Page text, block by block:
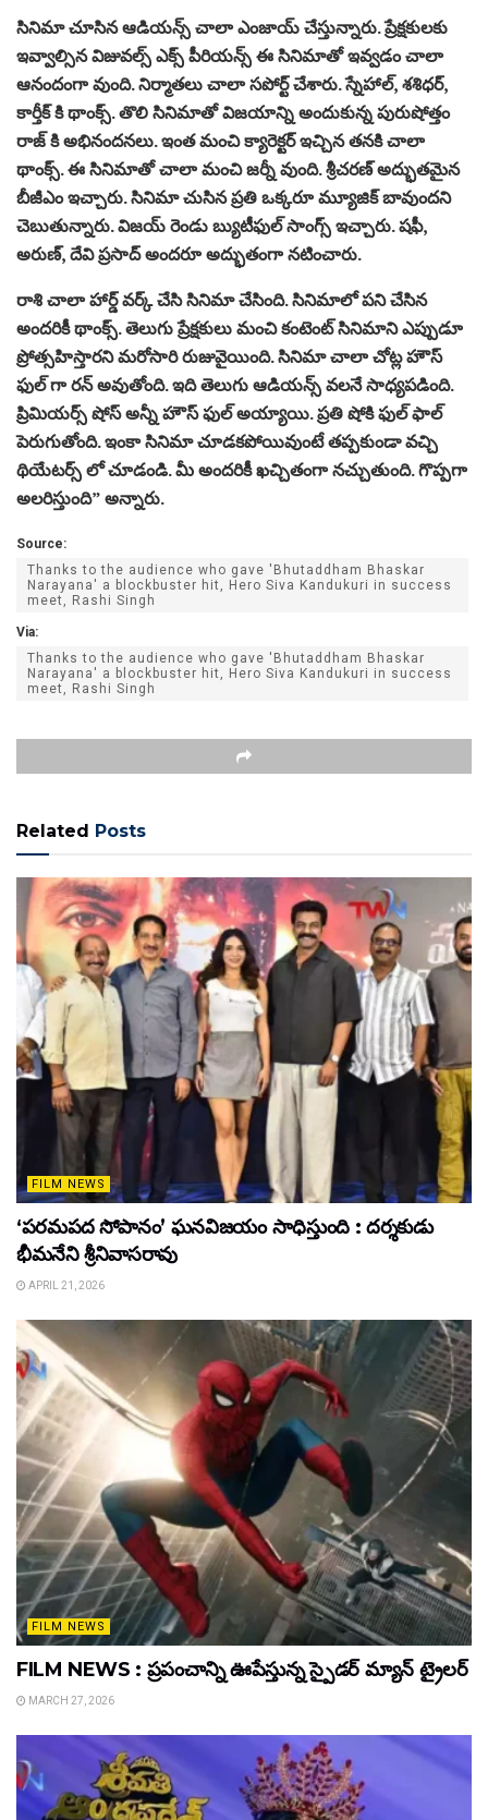
సినిమా చూసిన ఆడియన్స్ చాలా ఎంజాయ్ చేస్తున్నారు. ప్రేక్షకులకు
ఇవ్వాల్సిన విజువల్స్ ఎక్స్ పీరియన్స్ ఈ సినిమాతో ఇవ్వడం చాలా
ఆనందంగా వుంది. నిర్మాతలు చాలా సపోర్ట్ చేశారు. స్నేహాల్, శశిధర్,
కార్తీక్ కి థాంక్స్. తొలి సినిమాతో విజయాన్ని అందుకున్న పురుషోత్తం
రాజ్ కి అభినందనలు. ఇంత మంచి క్యారెక్టర్ ఇచ్చిన తనకి చాలా
థాంక్స్. ఈ సినిమాతో చాలా మంచి జర్నీ వుంది. శ్రీచరణ్ అద్భుతమైన
బీజీఎం ఇచ్చారు. సినిమా చుసిన ప్రతి ఒక్కరూ మ్యూజిక్ బావుందని
చెబుతున్నారు. విజయ్ రెండు బ్యుటీఫుల్ సాంగ్స్ ఇచ్చారు. షఫీ,
అరుణ్, దేవి ప్రసాద్ అందరూ అద్భుతంగా నటించారు.
రాశి చాలా హార్డ్ వర్క్ చేసి సినిమా చేసింది. సినిమాలో పని చేసిన
అందరికీ థాంక్స్. తెలుగు ప్రేక్షకులు మంచి కంటెంట్ సినిమాని ఎప్పుడూ
ప్రోత్సహిస్తారని మరోసారి రుజువైయింది. సినిమా చాలా చోట్ల హౌస్
ఫుల్ గా రన్ అవుతోంది. ఇది తెలుగు ఆడియన్స్ వలనే సాధ్యపడింది.
ప్రిమియర్స్ షోస్ అన్నీ హౌస్ ఫుల్ అయ్యాయి. ప్రతి షోకి ఫుల్ ఫాల్
పెరుగుతోంది. ఇంకా సినిమా చూడకపోయివుంటే తప్పకుండా వచ్చి
థియేటర్స్ లో చూడండి. మీ అందరికీ ఖచ్చితంగా నచ్చుతుంది. గొప్పగా
అలరిస్తుంది” అన్నారు.
Source:
Thanks to the audience who gave 'Bhutaddham Bhaskar
Narayana' a blockbuster hit, Hero Siva Kandukuri in success
meet, Rashi Singh
Via:
Thanks to the audience who gave 'Bhutaddham Bhaskar
Narayana' a blockbuster hit, Hero Siva Kandukuri in success
meet, Rashi Singh
Related Posts
FILM NEWS
‘పరమపద సోపానం’ ఘనవిజయం సాధిస్తుంది : దర్శకుడు
భీమనేని శ్రీనివాసరావు
APRIL 21, 2026
FILM NEWS
FILM NEWS : ప్రపంచాన్ని ఊపేస్తున్న స్పైడర్ మ్యాన్ ట్రైలర్
MARCH 27, 2026